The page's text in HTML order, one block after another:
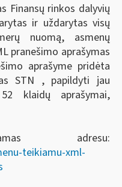
Finansų rinkos dalyvių
ir uždarytas visų
nuomą, asmenų
pranešimo aprašymas
aprašyme pridėta
STN , papildyti jau
klaidų aprašymai,
adresu:
teikiamu-xml-